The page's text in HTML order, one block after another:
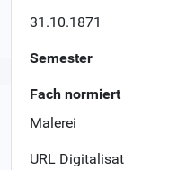
31.10.1871
Semester
Fach normiert
Malerei
URL Digitalisat